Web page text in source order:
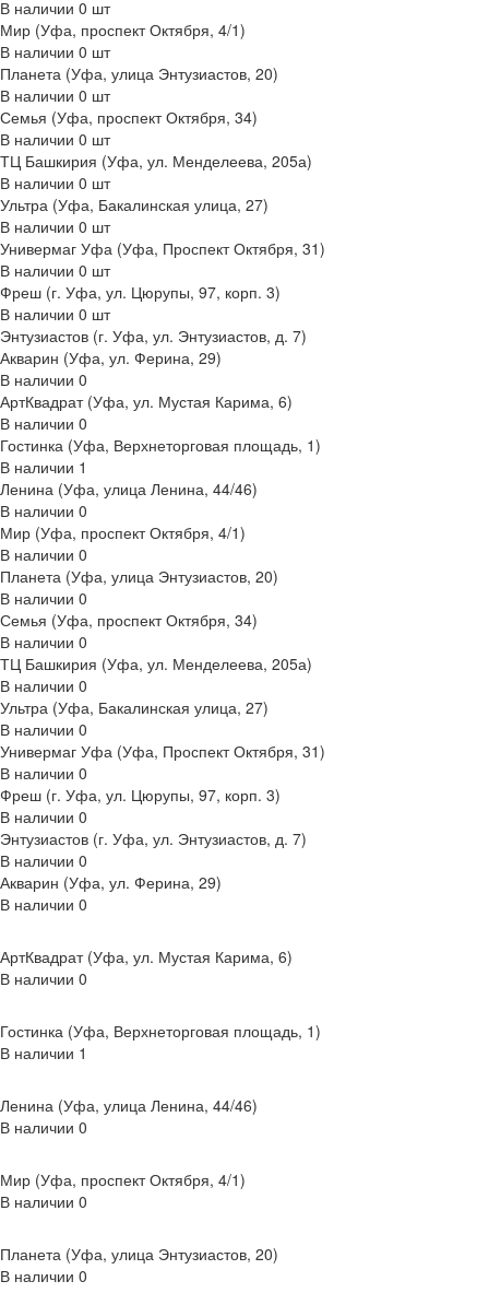
В наличии 0 шт
Мир (Уфа, проспект Октября, 4/1)
В наличии 0 шт
Планета (Уфа, улица Энтузиастов, 20)
В наличии 0 шт
Семья (Уфа, проспект Октября, 34)
В наличии 0 шт
ТЦ Башкирия (Уфа, ул. Менделеева, 205а)
В наличии 0 шт
Ультра (Уфа, Бакалинская улица, 27)
В наличии 0 шт
Универмаг Уфа (Уфа, Проспект Октября, 31)
В наличии 0 шт
Фреш (г‌. Уфа, ул. Цюрупы, 97, корп. 3)
В наличии 0 шт
Энтузиастов (г. Уфа, ул. Энтузиастов, д. 7)
Акварин (Уфа, ул. Ферина, 29)
В наличии 0
АртКвадрат (Уфа, ул. Мустая Карима, 6)
В наличии 0
Гостинка (Уфа, Верхнеторговая площадь, 1)
В наличии 1
Ленина (Уфа, улица Ленина, 44/46)
В наличии 0
Мир (Уфа, проспект Октября, 4/1)
В наличии 0
Планета (Уфа, улица Энтузиастов, 20)
В наличии 0
Семья (Уфа, проспект Октября, 34)
В наличии 0
ТЦ Башкирия (Уфа, ул. Менделеева, 205а)
В наличии 0
Ультра (Уфа, Бакалинская улица, 27)
В наличии 0
Универмаг Уфа (Уфа, Проспект Октября, 31)
В наличии 0
Фреш (г‌. Уфа, ул. Цюрупы, 97, корп. 3)
В наличии 0
Энтузиастов (г. Уфа, ул. Энтузиастов, д. 7)
В наличии 0
Акварин (Уфа, ул. Ферина, 29)
В наличии 0
АртКвадрат (Уфа, ул. Мустая Карима, 6)
В наличии 0
Гостинка (Уфа, Верхнеторговая площадь, 1)
В наличии 1
Ленина (Уфа, улица Ленина, 44/46)
В наличии 0
Мир (Уфа, проспект Октября, 4/1)
В наличии 0
Планета (Уфа, улица Энтузиастов, 20)
В наличии 0